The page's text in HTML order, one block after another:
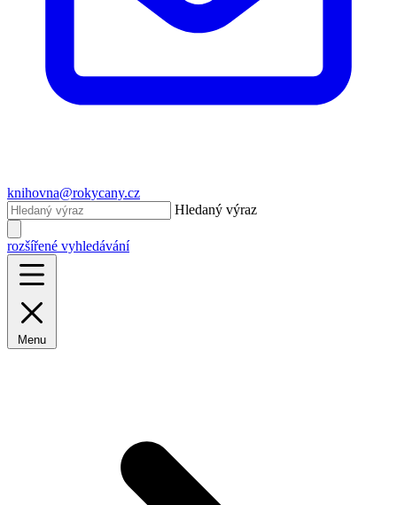
knihovna@rokycany.cz
Hledaný výraz
rozšířené vyhledávání
Menu